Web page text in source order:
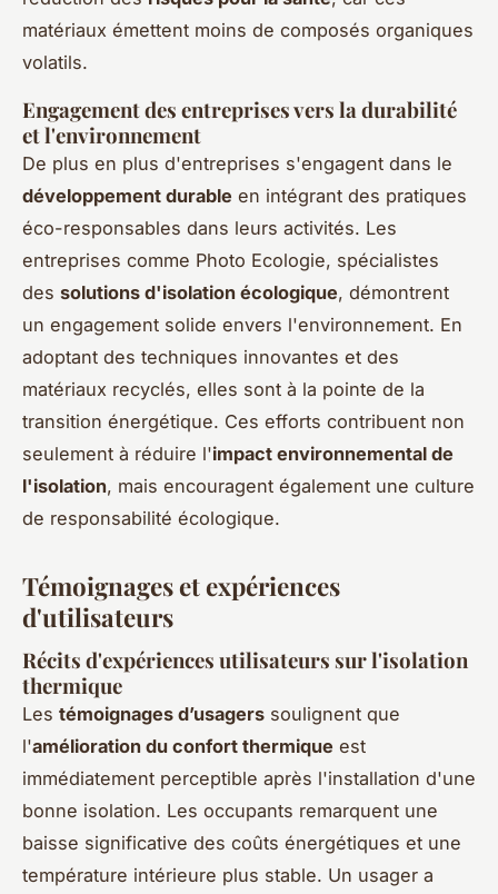
matériaux émettent moins de composés organiques
volatils.
Engagement des entreprises vers la durabilité
et l'environnement
De plus en plus d'entreprises s'engagent dans le
développement durable en intégrant des pratiques
éco-responsables dans leurs activités. Les
entreprises comme Photo Ecologie, spécialistes
des solutions d'isolation écologique, démontrent
un engagement solide envers l'environnement. En
adoptant des techniques innovantes et des
matériaux recyclés, elles sont à la pointe de la
transition énergétique. Ces efforts contribuent non
seulement à réduire l'impact environnemental de
l'isolation, mais encouragent également une culture
de responsabilité écologique.
Témoignages et expériences
d'utilisateurs
Récits d'expériences utilisateurs sur l'isolation
thermique
Les témoignages d’usagers soulignent que
l'amélioration du confort thermique est
immédiatement perceptible après l'installation d'une
bonne isolation. Les occupants remarquent une
baisse significative des coûts énergétiques et une
température intérieure plus stable. Un usager a